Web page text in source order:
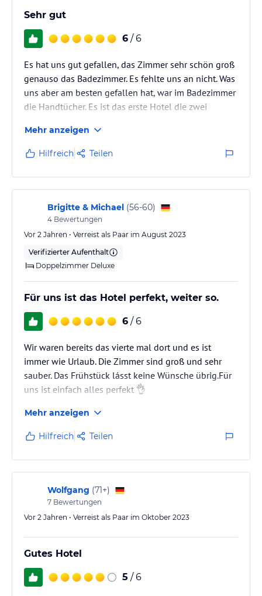
Sehr gut
6 / 6
Es hat uns gut gefallen, das Zimmer sehr schön groß
genauso das Badezimmer. Es fehlte uns an nicht. Was
uns aber am besten gefallen hat, war im Badezimmer
die Handtücher. Es ist das erste Hotel die zwei
gut. Das Frühstück war auch sehr gut und sehr, sehr
nettes Personal und hilfsbereit.
Mehr anzeigen
Hilfreich Teilen
Brigitte & Michael (56-60)
4 Bewertungen
Vor 2 Jahren • Verreist als Paar im August 2023
Verifizierter Aufenthalt
Doppelzimmer Deluxe
Für uns ist das Hotel perfekt, weiter so.
6 / 6
Wir waren bereits das vierte mal dort und es ist
immer wie Urlaub. Die Zimmer sind groß und sehr
sauber. Das Frühstück lásst keine Wünsche übrig.Für
uns ist einfach alles perfekt 👌
Mehr anzeigen
Hilfreich Teilen
Wolfgang (71+)
7 Bewertungen
Vor 2 Jahren • Verreist als Paar im Oktober 2023
Gutes Hotel
5 / 6